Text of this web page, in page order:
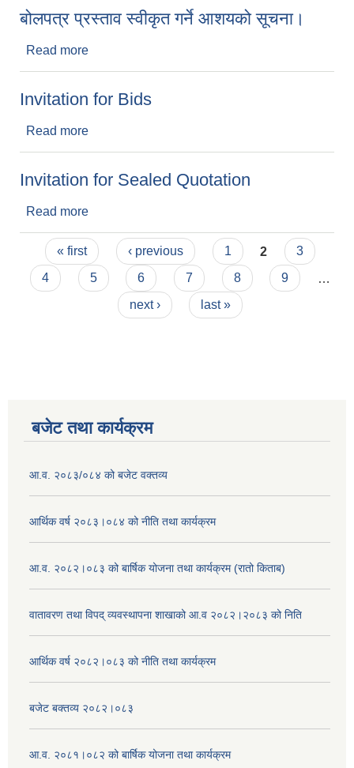
बोलपत्र प्रस्ताव स्वीकृत गर्ने आशयको सूचना।
Read more
Invitation for Bids
Read more
Invitation for Sealed Quotation
Read more
Pages
« first ‹ previous 1 2
3
4
5 6 7 8 9
next ›
last »
बजेट तथा कार्यक्रम
आ.व. २०८३/०८४ को बजेट वक्तव्य
आर्थिक वर्ष २०८३।०८४ को नीति तथा कार्यक्रम
आ.व. २०८२।०८३ को बार्षिक योजना तथा कार्यक्रम (रातो किताब)
वातावरण तथा विपद् व्यवस्थापना शाखाको आ.व २०८२।२०८३ को निति
आर्थिक वर्ष २०८२।०८३ को नीति तथा कार्यक्रम
बजेट बक्तव्य २०८२।०८३
आ.व. २०८१।०८२ को बार्षिक योजना तथा कार्यक्रम